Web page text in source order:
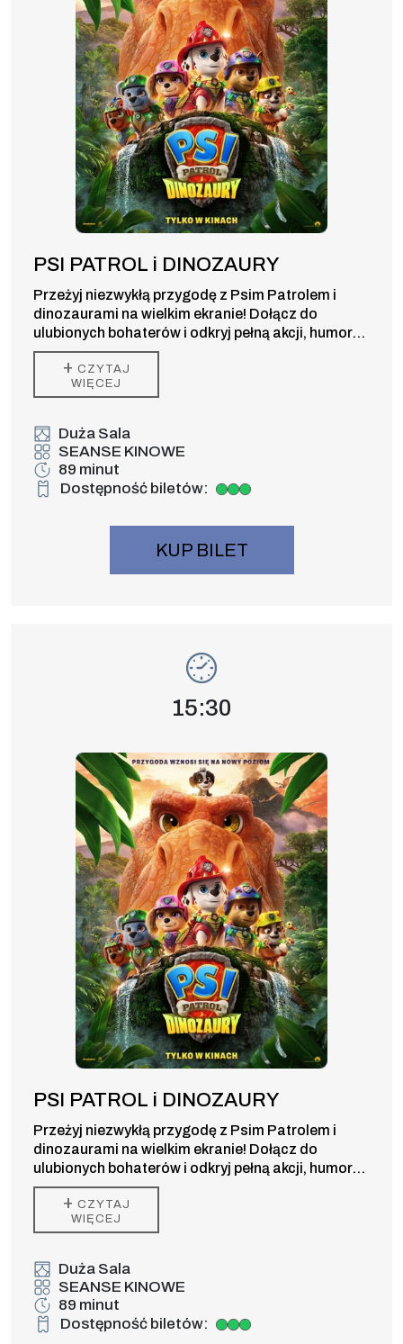
PSI PATROL i DINOZAURY
Przeżyj niezwykłą przygodę z Psim Patrolem i
dinozaurami na wielkim ekranie! Dołącz do
ulubionych bohaterów i odkryj pełną akcji, humoru
oraz prehistorycznych niespodzianek kinową
premierę dla całej rodziny.
+ CZYTAJ
WIĘCEJ
Duża Sala
SEANSE KINOWE
89 minut
Dostępność biletów:
Duża dostępność biletów
KUP BILET
Godzina wydarzenia,
15:30
PSI PATROL i DINOZAURY
Przeżyj niezwykłą przygodę z Psim Patrolem i
dinozaurami na wielkim ekranie! Dołącz do
ulubionych bohaterów i odkryj pełną akcji, humoru
oraz prehistorycznych niespodzianek kinową
premierę dla całej rodziny.
+ CZYTAJ
WIĘCEJ
Duża Sala
SEANSE KINOWE
89 minut
Dostępność biletów:
Duża dostępność biletów